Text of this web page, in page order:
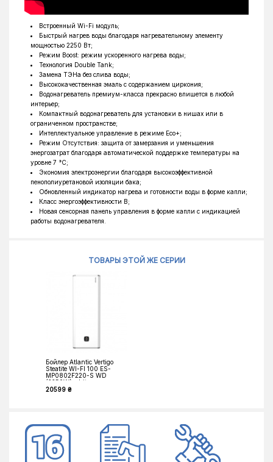
Встроенный Wi-Fi модуль;
Быстрый нагрев воды благодаря нагревательному элементу
мощностью 2250 Вт;
Режим Boost: режим ускоренного нагрева воды;
Технология Double Tank;
Замена ТЭНа без слива воды;
Высококачественная эмаль с содержанием циркония;
Водонагреватель премиум-класса прекрасно впишется в любой
интерьер;
Компактный водонагреватель для установки в нишах или в
ограниченном пространстве;
Интеллектуальное управление в режиме Eco+;
Режим Отсутствия: защита от замерзания и уменьшения
энергозатрат благодаря автоматической поддержке температуры на
уровне 7 °C;
Экономия электроэнергии благодаря высокоэффективной
пенополиуретановой изоляции бака;
Обновленный индикатор нагрева и готовности воды в форме капли;
Класс энергоэффективности B;
Новая сенсорная панель управления в форме капли с индикацией
работы водонагревателя.
ТОВАРЫ ЭТОЙ ЖЕ СЕРИИ
Бойлер Atlantic Vertigo
Steatite WI-FI 100 ES-
MP0802F220-S WD
(2250W) white
20599 ₴